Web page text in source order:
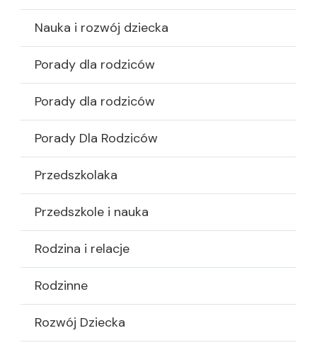
Nauka i rozwój dziecka
Porady dla rodziców
Porady dla rodziców
Porady Dla Rodziców
Przedszkolaka
Przedszkole i nauka
Rodzina i relacje
Rodzinne
Rozwój Dziecka